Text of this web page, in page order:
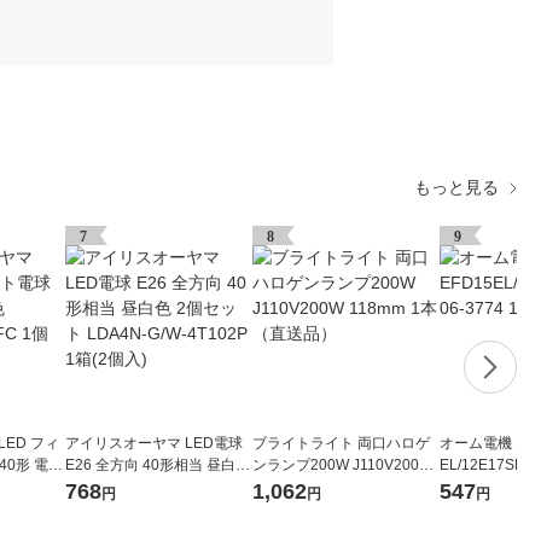
もっと見る
フィ
形 電球
7
アイリスオーヤマ LED電球
E26 全方向 40形相当 昼白色
2個セット LDA4N-G/W-4T1
768円
8
ブライトライト 両口ハロゲ
ンランプ200W J110V200W
118mm 1本（直送品）
1,062円
9
オーム電機 エ
EL/12E17SPB
547円